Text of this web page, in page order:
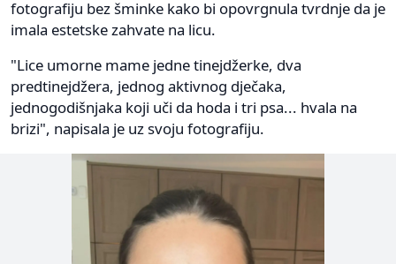
fotografiju bez šminke kako bi opovrgnula tvrdnje da je
imala estetske zahvate na licu.
"Lice umorne mame jedne tinejdžerke, dva
predtinejdžera, jednog aktivnog dječaka,
jednogodišnjaka koji uči da hoda i tri psa... hvala na
brizi", napisala je uz svoju fotografiju.